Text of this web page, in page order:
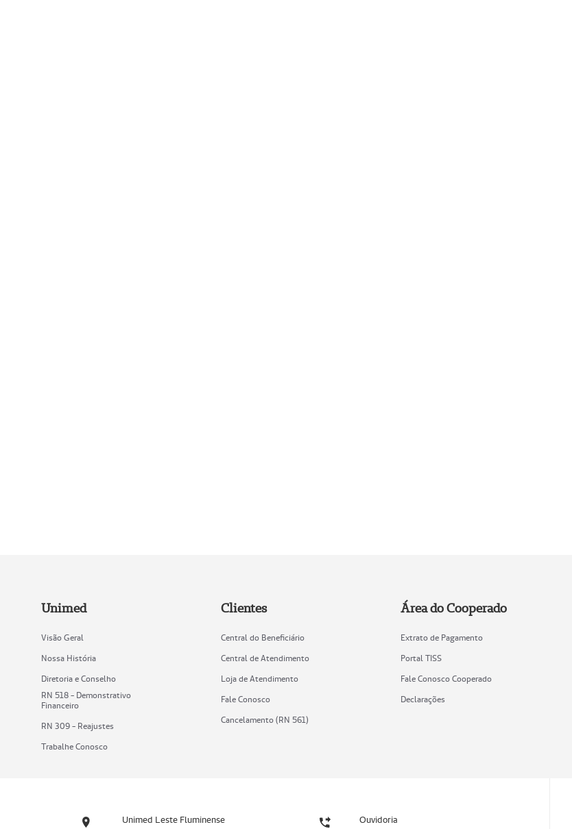
Unimed
Visão Geral
Nossa História
Diretoria e Conselho
RN 518 - Demonstrativo
Financeiro
RN 309 - Reajustes
Trabalhe Conosco
Clientes
Central do Beneficiário
Central de Atendimento
Loja de Atendimento
Fale Conosco
Cancelamento (RN 561)
Área do Cooperado
Extrato de Pagamento
Portal TISS
Fale Conosco Cooperado
Declarações
Unimed Leste Fluminense Ouvidoria